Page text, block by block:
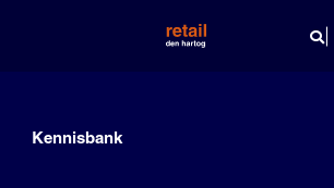
|
Kennisbank